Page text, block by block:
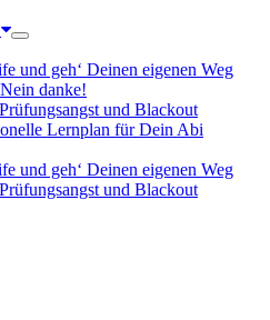
und geh‘ Deinen eigenen Weg
danke!
und Blackout
Lernplan für Dein Abi
und geh‘ Deinen eigenen Weg
und Blackout